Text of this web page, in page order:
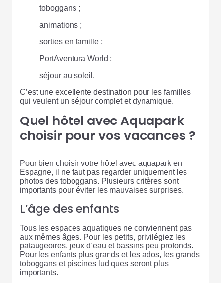
toboggans ;
animations ;
sorties en famille ;
PortAventura World ;
séjour au soleil.
C’est une excellente destination pour les familles
qui veulent un séjour complet et dynamique.
Quel hôtel avec Aquapark
choisir pour vos vacances ?
Pour bien choisir votre hôtel avec aquapark en
Espagne, il ne faut pas regarder uniquement les
photos des toboggans. Plusieurs critères sont
importants pour éviter les mauvaises surprises.
L’âge des enfants
Tous les espaces aquatiques ne conviennent pas
aux mêmes âges. Pour les petits, privilégiez les
pataugeoires, jeux d’eau et bassins peu profonds.
Pour les enfants plus grands et les ados, les grands
toboggans et piscines ludiques seront plus
importants.